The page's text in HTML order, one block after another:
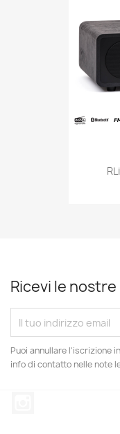
Ricevi le
Puoi annullare l'iscrizione
info di contatto nelle note